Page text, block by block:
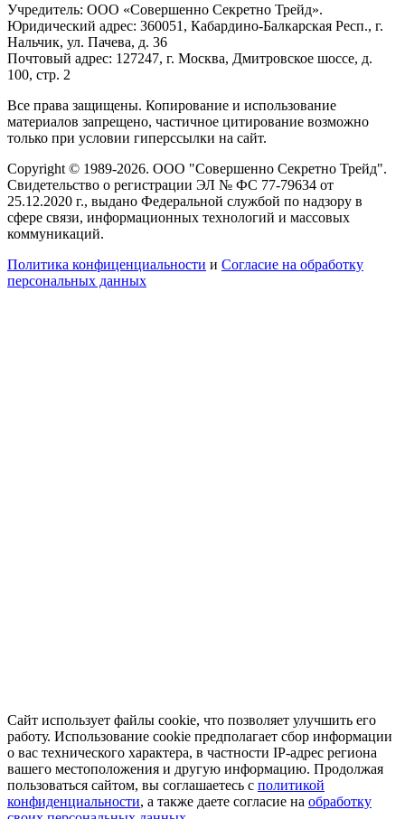
Учредитель: ООО «Совершенно Секретно Трейд».
Юридический адрес: 360051, Кабардино-Балкарская Респ., г.
Нальчик, ул. Пачева, д. 36
Почтовый адрес: 127247, г. Москва, Дмитровское шоссе, д.
100, стр. 2
Все права защищены. Копирование и использование
материалов запрещено, частичное цитирование возможно
только при условии гиперссылки на сайт.
Copyright © 1989-2026. ООО "Совершенно Секретно Трейд".
Свидетельство о регистрации ЭЛ № ФС 77-79634 от
25.12.2020 г., выдано Федеральной службой по надзору в
сфере связи, информационных технологий и массовых
коммуникаций.
Политика конфиценциальности и Согласие на обработку
персональных данных
Сайт использует файлы cookie, что позволяет улучшить его
работу. Использование cookie предполагает сбор информации
о вас технического характера, в частности IP-адрес региона
вашего местоположения и другую информацию. Продолжая
пользоваться сайтом, вы соглашаетесь с политикой
конфиденциальности, а также даете согласие на обработку